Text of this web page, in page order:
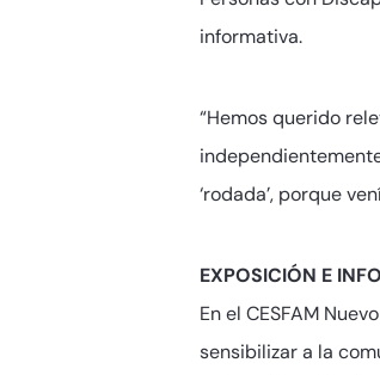
informativa.
“Hemos querido
‘rodada’, porque
EXPOSICIÓN E
En el CESFAM
sensibilizar a la